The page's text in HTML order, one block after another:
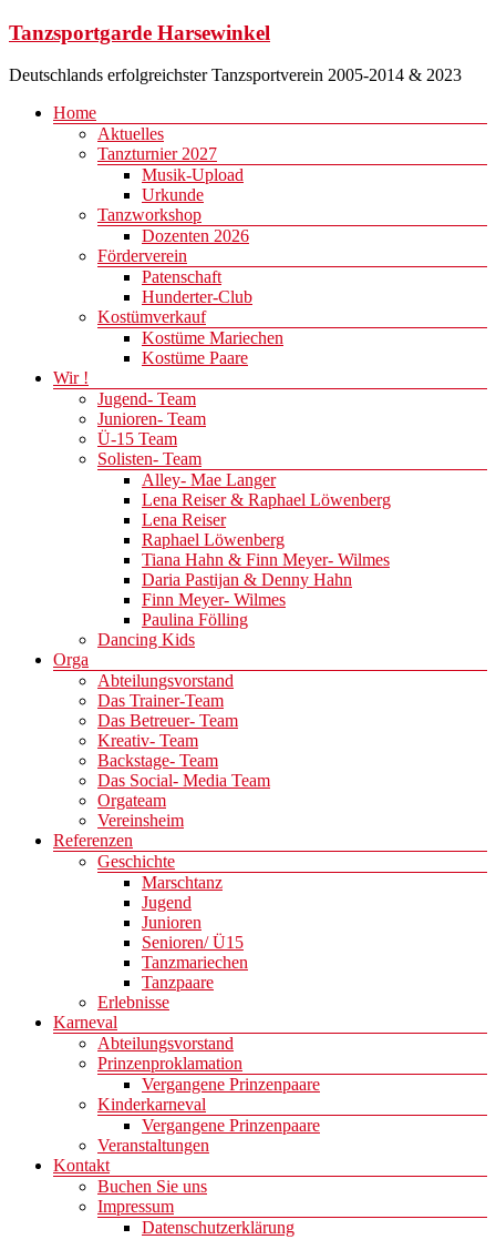
Zum
springen
Tanzsportgarde Harsewinkel
Deutschlands erfolgreichster Tanzsportverein 2005-2014 & 2023
Menü
Home
Aktuelles
Tanzturnier 2027
Musik-Upload
Urkunde
Tanzworkshop
Dozenten 2026
Förderverein
Patenschaft
Hunderter-Club
Kostümverkauf
Kostüme Mariechen
Kostüme Paare
Wir !
Jugend- Team
Junioren- Team
Ü-15 Team
Solisten- Team
Alley- Mae Langer
Lena Reiser & Raphael Löwenberg
Lena Reiser
Raphael Löwenberg
Tiana Hahn & Finn Meyer- Wilmes
Daria Pastijan & Denny Hahn
Finn Meyer- Wilmes
Paulina Fölling
Dancing Kids
Orga
Abteilungsvorstand
Das Trainer-Team
Das Betreuer- Team
Kreativ- Team
Backstage- Team
Das Social- Media Team
Orgateam
Vereinsheim
Referenzen
Geschichte
Marschtanz
Jugend
Junioren
Senioren/ Ü15
Tanzmariechen
Tanzpaare
Erlebnisse
Karneval
Abteilungsvorstand
Prinzenproklamation
Vergangene Prinzenpaare
Kinderkarneval
Vergangene Prinzenpaare
Veranstaltungen
Kontakt
Buchen Sie uns
Impressum
Datenschutzerklärung